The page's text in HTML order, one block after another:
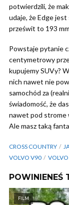
potwierdzili, że
udaje, że Edge
prześwit to 193
Powstaje pytanie
centymetrowy
kupujemy SUVy?
nich nawet nie
samochód za
świadomość, że
nawet pod strome
Ale masz taką
CROSS COUNTRY
VOLVO V90
VOLVO
POWINIENEŚ
FILM